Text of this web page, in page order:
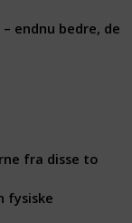
endnu bedre, de
fra disse to
fysiske